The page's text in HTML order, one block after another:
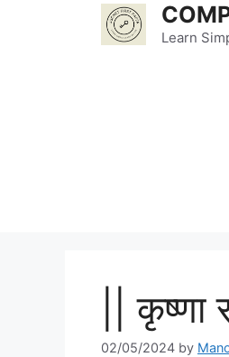
Learn
|| कृष्णा
02/05/2024 by